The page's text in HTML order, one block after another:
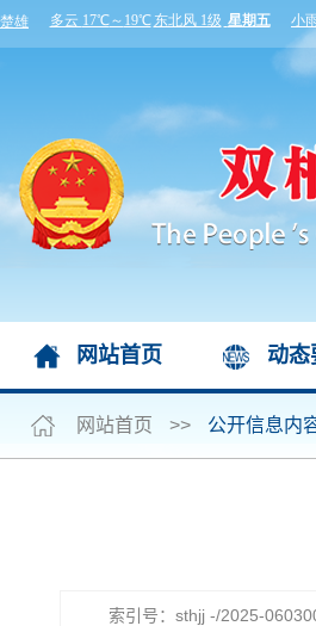
网站首页 动态
网站首页 >> 公开信息内
索引号：sthjj -/2025-